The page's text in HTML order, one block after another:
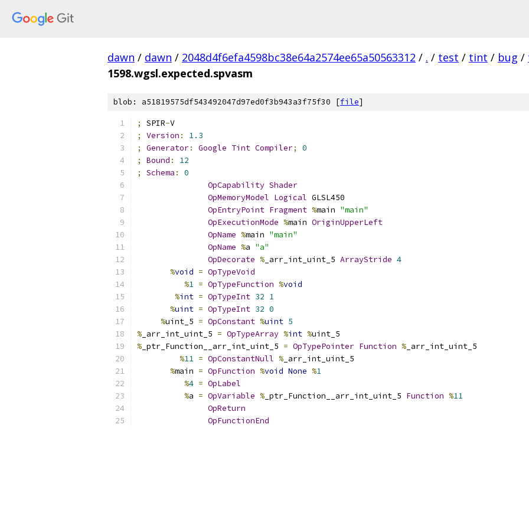
dawn / dawn / 2048d4f6efa4598bc38e64a2574ee65a50563312 / . / test / tint / bug /
1598.wgsl.expected.spvasm
blob: a51819575df543492047d97ed0f3b943a3f75f30 [file]
; SPIR-V
;
Version :
1.3
;
Generator: Google Tint Compiler;
0
;
Bound :
12
;
Schema :
0
OpCapability Shader
OpMemoryModel Logical GLSL450
OpEntryPoint Fragment %main "main"
OpExecutionMode %main OriginUpperLeft
OpName %main "main"
OpName %a "a"
OpDecorate % _arr_int_uint_5 ArrayStride 4
%void = OpTypeVoid
%1 = OpTypeFunction %void
%int = OpTypeInt 32 1
%uint = OpTypeInt 32 0
%uint_5 = OpConstant %uint 5
% _arr_int_uint_5 = OpTypeArray %int %uint_5
% _ptr_Function__arr_int_uint_5 = OpTypePointer Function % _arr_int_uint_5
%11 = OpConstantNull % _arr_int_uint_5
%main = OpFunction %void None %1
%4 = OpLabel
%a = OpVariable % _ptr_Function__arr_int_uint_5 Function %11
OpReturn
OpFunctionEnd